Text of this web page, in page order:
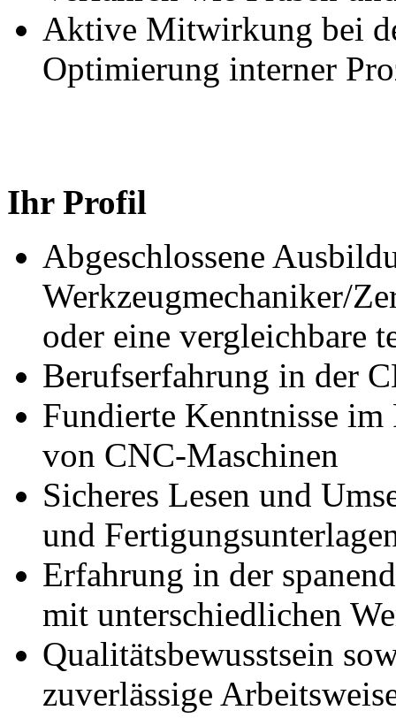
Aktive Mitwirkung bei
Optimierung interner
Ihr Profil
Abgeschlossene
Werkzeugmechaniker/
oder eine vergleichbare
Berufserfahrung in der
Fundierte Kenntnisse
von CNC-Maschinen
Sicheres Lesen und
und
Erfahrung in der
mit unterschiedlichen
Qualitätsbewusstsein
zuverlässige